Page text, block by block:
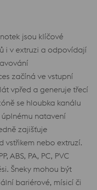
jsou klíčové
i v extruzi a odpovídají
začíná ve vstupní
vpřed a generuje třecí
se hloubka kanálu
natavení
zajišťuje
vstřikem nebo extruzí.
ABS, PA, PC, PVC
Šneky mohou být
bariérové, mísicí či